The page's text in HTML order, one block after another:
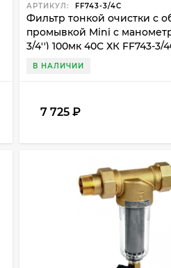
АРТИКУЛ: FF743-3/4C
Фильтр тонкой очистки с
промывкой Mini с
3/4'') 100мк 40С ХК FF743-3/
В НАЛИЧИИ
7 725 ₽